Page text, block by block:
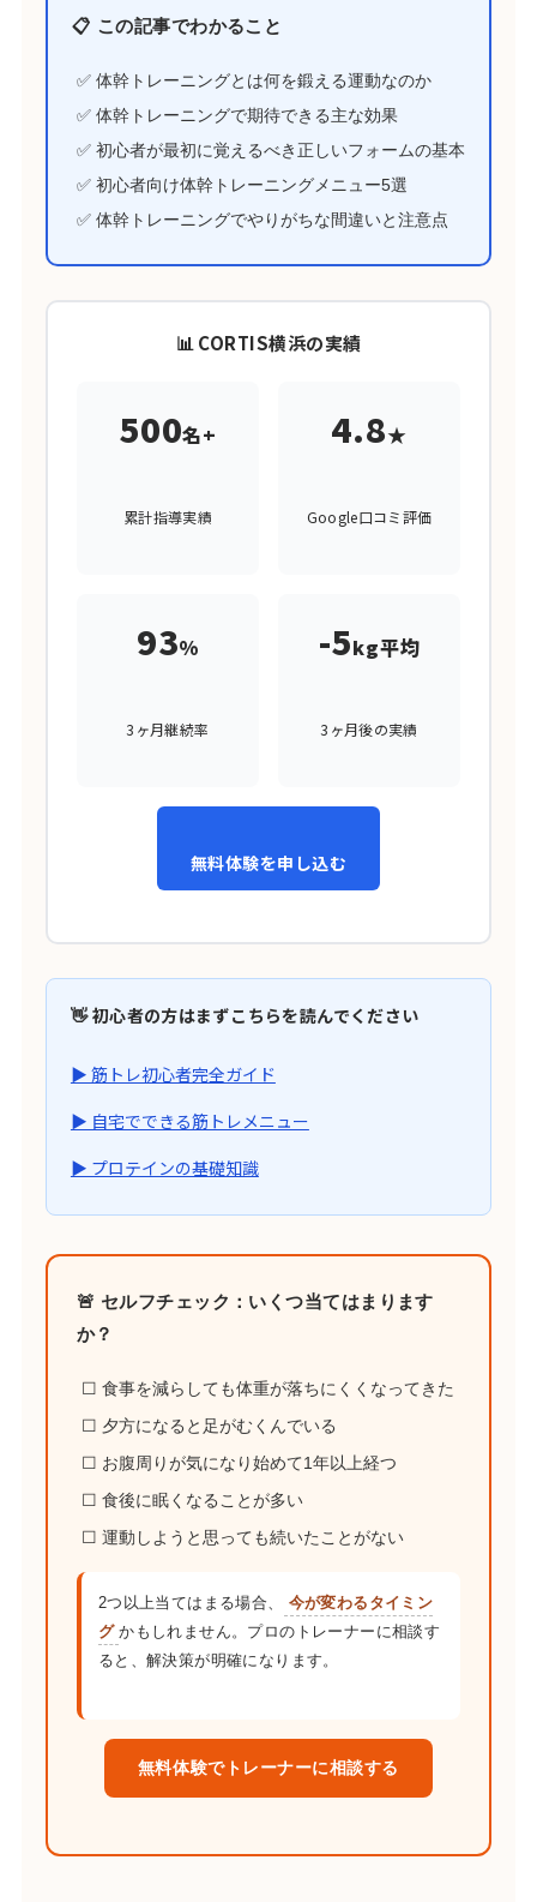
📋 この記事でわかること
✅ 体幹トレーニングとは何を鍛える運動なのか
✅ 体幹トレーニングで期待できる主な効果
✅ 初心者が最初に覚えるべき正しいフォームの基本
✅ 初心者向け体幹トレーニングメニュー5選
✅ 体幹トレーニングでやりがちな間違いと注意点
📊 CORTIS横浜の実績
500名+
累計指導実績
4.8★
Google口コミ評価
93%
3ヶ月継続率
-5kg平均
3ヶ月後の実績
無料体験を申し込む
👋 初心者の方はまずこちらを読んでください
▶ 筋トレ初心者完全ガイド
▶ 自宅でできる筋トレメニュー
▶ プロテインの基礎知識
🚨 セルフチェック：いくつ当てはまります
か？
☐ 食事を減らしても体重が落ちにくくなってきた
☐ 夕方になると足がむくんでいる
☐ お腹周りが気になり始めて1年以上経つ
☐ 食後に眠くなることが多い
☐ 運動しようと思っても続いたことがない
2つ以上当てはまる場合、
今が変わるタイミン
グ かもしれません。プロのトレーナーに相談す
ると、解決策が明確になります。
無料体験でトレーナーに相談する